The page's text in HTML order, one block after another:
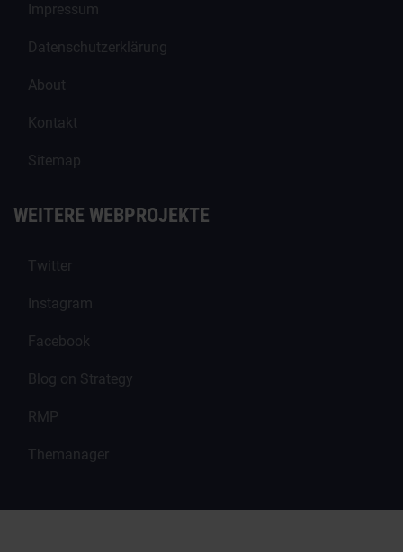
Impressum
Datenschutzerklärung
About
Kontakt
Sitemap
WEITERE WEBPROJEKTE
Twitter
Instagram
Facebook
Blog on Strategy
RMP
Themanager